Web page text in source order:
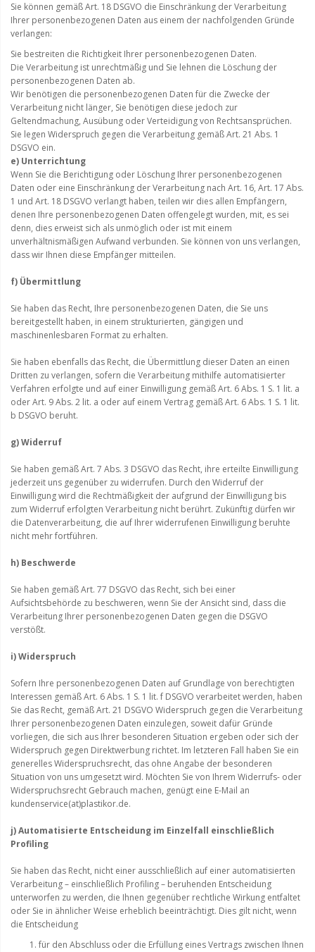
Sie können gemäß Art. 18 DSGVO die Einschränkung der Verarbeitung
Ihrer personenbezogenen Daten aus einem der nachfolgenden Gründe
verlangen:
Sie bestreiten die Richtigkeit Ihrer personenbezogenen Daten.
Die Verarbeitung ist unrechtmäßig und Sie lehnen die Löschung der
personenbezogenen Daten ab.
Wir benötigen die personenbezogenen Daten für die Zwecke der
Verarbeitung nicht länger, Sie benötigen diese jedoch zur
Geltendmachung, Ausübung oder Verteidigung von Rechtsansprüchen.
Sie legen Widerspruch gegen die Verarbeitung gemäß Art. 21 Abs. 1
DSGVO ein.
e) Unterrichtung
Wenn Sie die Berichtigung oder Löschung Ihrer personenbezogenen
Daten oder eine Einschränkung der Verarbeitung nach Art. 16, Art. 17 Abs.
1 und Art. 18 DSGVO verlangt haben, teilen wir dies allen Empfängern,
denen Ihre personenbezogenen Daten offengelegt wurden, mit, es sei
denn, dies erweist sich als unmöglich oder ist mit einem
unverhältnismäßigen Aufwand verbunden. Sie können von uns verlangen,
dass wir Ihnen diese Empfänger mitteilen.
f) Übermittlung
Sie haben das Recht, Ihre personenbezogenen Daten, die Sie uns
bereitgestellt haben, in einem strukturierten, gängigen und
maschinenlesbaren Format zu erhalten.
Sie haben ebenfalls das Recht, die Übermittlung dieser Daten an einen
Dritten zu verlangen, sofern die Verarbeitung mithilfe automatisierter
Verfahren erfolgte und auf einer Einwilligung gemäß Art. 6 Abs. 1 S. 1 lit. a
oder Art. 9 Abs. 2 lit. a oder auf einem Vertrag gemäß Art. 6 Abs. 1 S. 1 lit.
b DSGVO beruht.
g) Widerruf
Sie haben gemäß Art. 7 Abs. 3 DSGVO das Recht, ihre erteilte Einwilligung
jederzeit uns gegenüber zu widerrufen. Durch den Widerruf der
Einwilligung wird die Rechtmäßigkeit der aufgrund der Einwilligung bis
zum Widerruf erfolgten Verarbeitung nicht berührt. Zukünftig dürfen wir
die Datenverarbeitung, die auf Ihrer widerrufenen Einwilligung beruhte
nicht mehr fortführen.
h) Beschwerde
Sie haben gemäß Art. 77 DSGVO das Recht, sich bei einer
Aufsichtsbehörde zu beschweren, wenn Sie der Ansicht sind, dass die
Verarbeitung Ihrer personenbezogenen Daten gegen die DSGVO
verstößt.
i) Widerspruch
Sofern Ihre personenbezogenen Daten auf Grundlage von berechtigten
Interessen gemäß Art. 6 Abs. 1 S. 1 lit. f DSGVO verarbeitet werden, haben
Sie das Recht, gemäß Art. 21 DSGVO Widerspruch gegen die Verarbeitung
Ihrer personenbezogenen Daten einzulegen, soweit dafür Gründe
vorliegen, die sich aus Ihrer besonderen Situation ergeben oder sich der
Widerspruch gegen Direktwerbung richtet. Im letzteren Fall haben Sie ein
generelles Widerspruchsrecht, das ohne Angabe der besonderen
Situation von uns umgesetzt wird. Möchten Sie von Ihrem Widerrufs- oder
Widerspruchsrecht Gebrauch machen, genügt eine E-Mail an
kundenservice(at)plastikor.de.
j) Automatisierte Entscheidung im Einzelfall einschließlich
Profiling
Sie haben das Recht, nicht einer ausschließlich auf einer automatisierten
Verarbeitung – einschließlich Profiling – beruhenden Entscheidung
unterworfen zu werden, die Ihnen gegenüber rechtliche Wirkung entfaltet
oder Sie in ähnlicher Weise erheblich beeinträchtigt. Dies gilt nicht, wenn
die Entscheidung
für den Abschluss oder die Erfüllung eines Vertrags zwischen Ihnen